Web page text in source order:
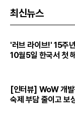
최신뉴스
'러브 라이브!' 15주
10월5일 한국서 첫
[인터뷰] WoW 개
숙제 부담 줄이고 보